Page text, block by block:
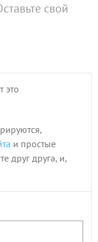
свой
это
и простые
друг друга, и,